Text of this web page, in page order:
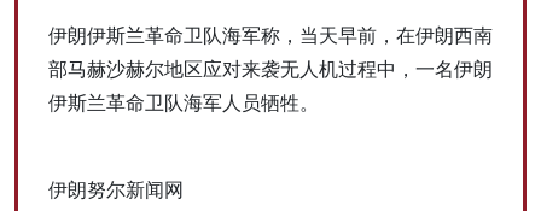
伊朗伊斯兰革命卫队海军称，当天早前，在伊朗西南
部马赫沙赫尔地区应对来袭无人机过程中，一名伊朗
伊斯兰革命卫队海军人员牺牲。
伊朗努尔新闻网